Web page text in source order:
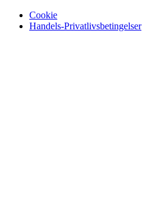
Cookie
Handels-Privatlivsbetingelser